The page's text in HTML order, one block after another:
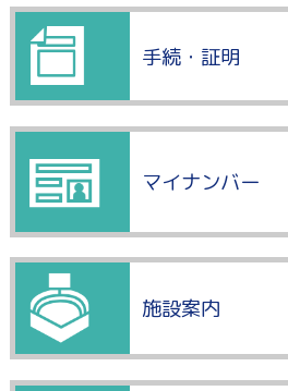
手続・証明
マイナンバー
施設案内